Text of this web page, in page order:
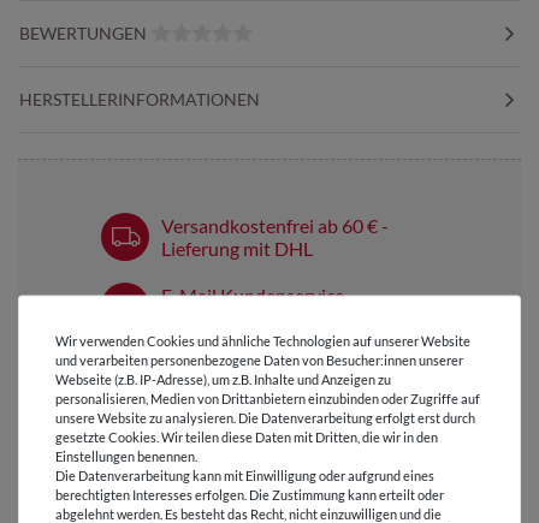
BEWERTUNGEN
HERSTELLERINFORMATIONEN
Versandkostenfrei ab 60 € -
Lieferung mit DHL
E-Mail Kundenservice
Über 98% positive
Bewertungen
Über 110 Gratis
Schnittmuster für Dich
Wir verwenden Cookies und ähnliche Technologien auf unserer Website
und verarbeiten personenbezogene Daten von Besucher:innen unserer
Webseite (z.B. IP-Adresse), um z.B. Inhalte und Anzeigen zu
personalisieren, Medien von Drittanbietern einzubinden oder Zugriffe auf
unsere Website zu analysieren. Die Datenverarbeitung erfolgt erst durch
gesetzte Cookies. Wir teilen diese Daten mit Dritten, die wir in den
Einstellungen benennen.
Die Datenverarbeitung kann mit Einwilligung oder aufgrund eines
berechtigten Interesses erfolgen. Die Zustimmung kann erteilt oder
abgelehnt werden. Es besteht das Recht, nicht einzuwilligen und die